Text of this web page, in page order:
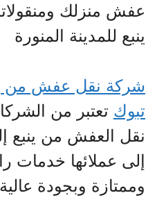
عفش منزلك
ينبع للمدينة المنورة
شركة نقل عفش من
تبوك تعتبر من
نقل العفش من ينبع
إلى عملائها خدمات
وممتازة وبجودة